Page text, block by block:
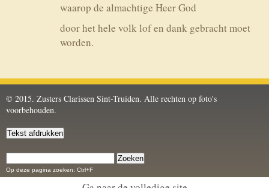
waarop de almachti­ge Heer God
door het hele volk lof en dank gebracht moet
worden.
© 2015. Zusters Clarissen Sint-Truiden. Alle rechten op foto's
voorbehouden.
Op deze pagina zoeken: Ctrl+F